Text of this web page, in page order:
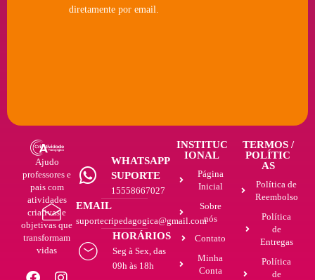
diretamente por email.
Ajudo
professores e
pais com
atividades
criativas e
objetivas que
transformam
vidas
WHATSAPP
SUPORTE
15558667027
EMAIL
suportecripedagogica@gmail.com
HORÁRIOS
Seg à Sex, das
09h às 18h
INSTITUC
IONAL
Página
Inicial
Sobre
nós
Contato
Minha
Conta
TERMOS /
POLÍTIC
AS
Política de
Reembolso
Política
de
Entregas
Política
de